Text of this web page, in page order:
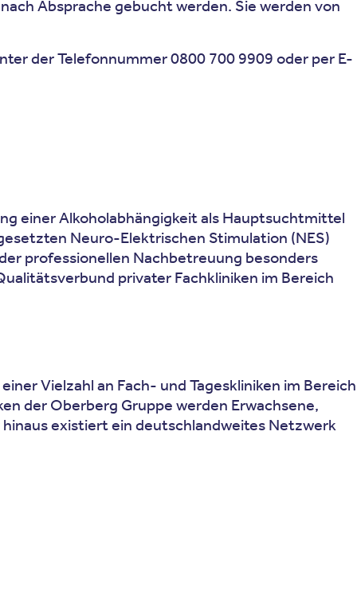
Absprache gebucht werden. Sie werden von
der Telefonnummer 0800 700 9909 oder per E-
einer Alkoholabhängigkeit als Hauptsuchtmittel
Neuro-Elektrischen Stimulation (NES)
professionellen Nachbetreuung besonders
privater Fachkliniken im Bereich
Vielzahl an Fach- und Tageskliniken im Bereich
der Oberberg Gruppe werden Erwachsene,
existiert ein deutschlandweites Netzwerk